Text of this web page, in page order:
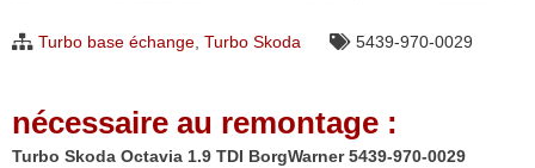
TDI
5439-
970-
Turbo base échange, Turbo Skoda 5439-970-0029
nécessaire au remontage :
Turbo Skoda Octavia 1.9 TDI BorgWarner 5439-970-0029